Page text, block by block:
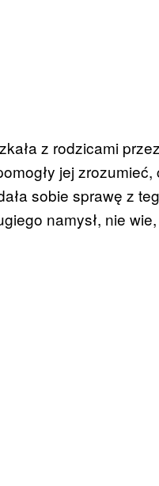
z rodzicami
jej
sobie sprawę z
namysł, nie